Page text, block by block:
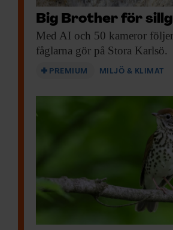
Big Brother för
Med AI och 50 kameror
fåglarna gör på Stora Karlsö.
PREMIUM MILJÖ & KLIMAT